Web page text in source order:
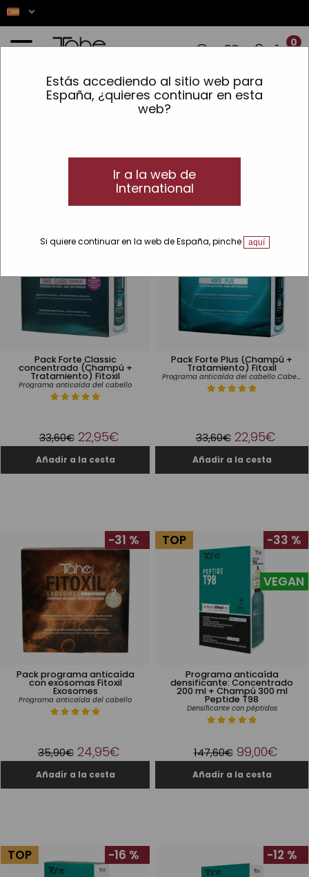
Estás accediendo al sitio web para
España, ¿quieres continuar en esta
web?
Ir a la web de
International
Si quiere continuar en la web de España, pinche aquí
0
✨ LOS PEDIDOS REALIZADOS
Tratamientos capilares»
Ampollas y lociones anticaída Tahe
Descubre nuestras ampollas y lociones anticaída.
Pack Forte Classic
concentrado (Champú +
Tratamiento) Fitoxil
Programa anticaída del cabello
33,60€ 22,95€
Pack Forte Plus (Champú +
Tratamiento) Fitoxil
Programa anticaída del cabello Cabellos castigados
33,60€ 22,95€
Pack programa anticaída
con exosomas Fitoxil
Exosomes
Programa anticaída del cabello
-31 %
35,90€ 24,95€
Programa anticaída
densificante: Concentrado
200 ml + Champú 300 ml
Peptide T98
Densificante con péptidos
VEGAN
TOP -33 %
147,60€ 99,00€
TOP -16 % -12 %